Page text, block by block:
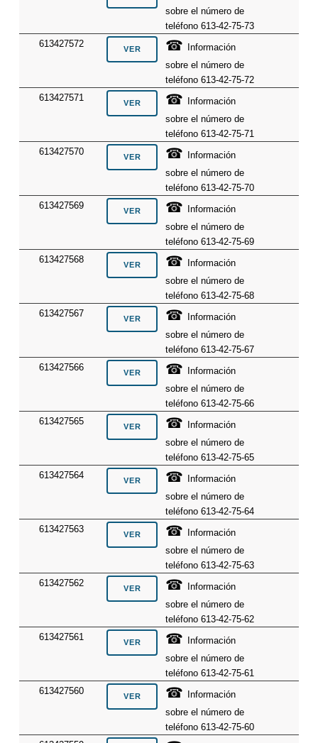
sobre el número de
teléfono 613-42-75-73
613427572
☎ Información
sobre el número de
teléfono 613-42-75-72
613427571
☎ Información
sobre el número de
teléfono 613-42-75-71
613427570
☎ Información
sobre el número de
teléfono 613-42-75-70
613427569
☎ Información
sobre el número de
teléfono 613-42-75-69
613427568
☎ Información
sobre el número de
teléfono 613-42-75-68
613427567
☎ Información
sobre el número de
teléfono 613-42-75-67
613427566
☎ Información
sobre el número de
teléfono 613-42-75-66
613427565
☎ Información
sobre el número de
teléfono 613-42-75-65
613427564
☎ Información
sobre el número de
teléfono 613-42-75-64
613427563
☎ Información
sobre el número de
teléfono 613-42-75-63
613427562
☎ Información
sobre el número de
teléfono 613-42-75-62
613427561
☎ Información
sobre el número de
teléfono 613-42-75-61
613427560
☎ Información
sobre el número de
teléfono 613-42-75-60